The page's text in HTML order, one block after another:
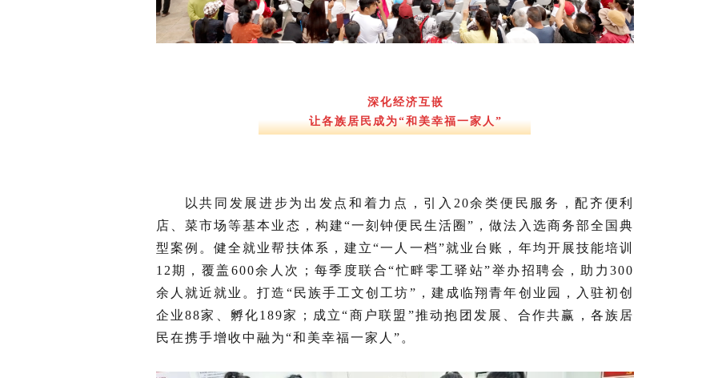
深化经济互嵌
让各族居民成为“和美幸福一家人”
以共同发展进步为出发点和着力点，引入20余类便民服务，配齐便利
店、菜市场等基本业态，构建“一刻钟便民生活圈”，做法入选商务部全国典
型案例。健全就业帮扶体系，建立“一人一档”就业台账，年均开展技能培训
12期，覆盖600余人次；每季度联合“忙畔零工驿站”举办招聘会，助力300
余人就近就业。打造“民族手工文创工坊”，建成临翔青年创业园，入驻初创
企业88家、孵化189家；成立“商户联盟”推动抱团发展、合作共赢，各族居
民在携手增收中融为“和美幸福一家人”。